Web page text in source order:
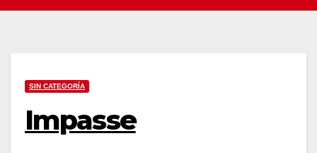
SIN CATEGORÍA
Impasse